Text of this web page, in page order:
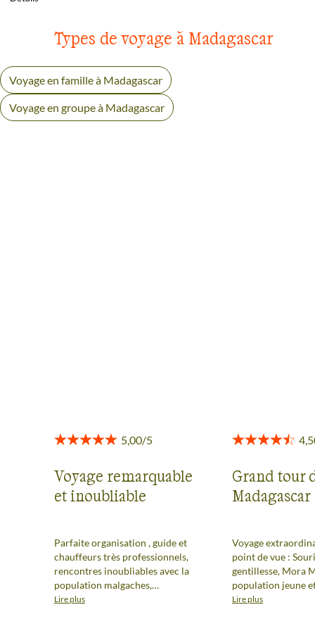
Types de voyage à Madagascar
Voyage en famille à Madagascar
Voyage en groupe à Madagascar
Voyage remarquable
et inoubliable
Parfaite organisation , guide et
chauffeurs très professionnels,
rencontres inoubliables avec la
population malgaches,
amplemant eu l'occasion de
Lire plus
Grand tour
Madagascar
Voyage
point de vue :
gentillesse, Mora
population jeune
contacts. Des
Lire plus